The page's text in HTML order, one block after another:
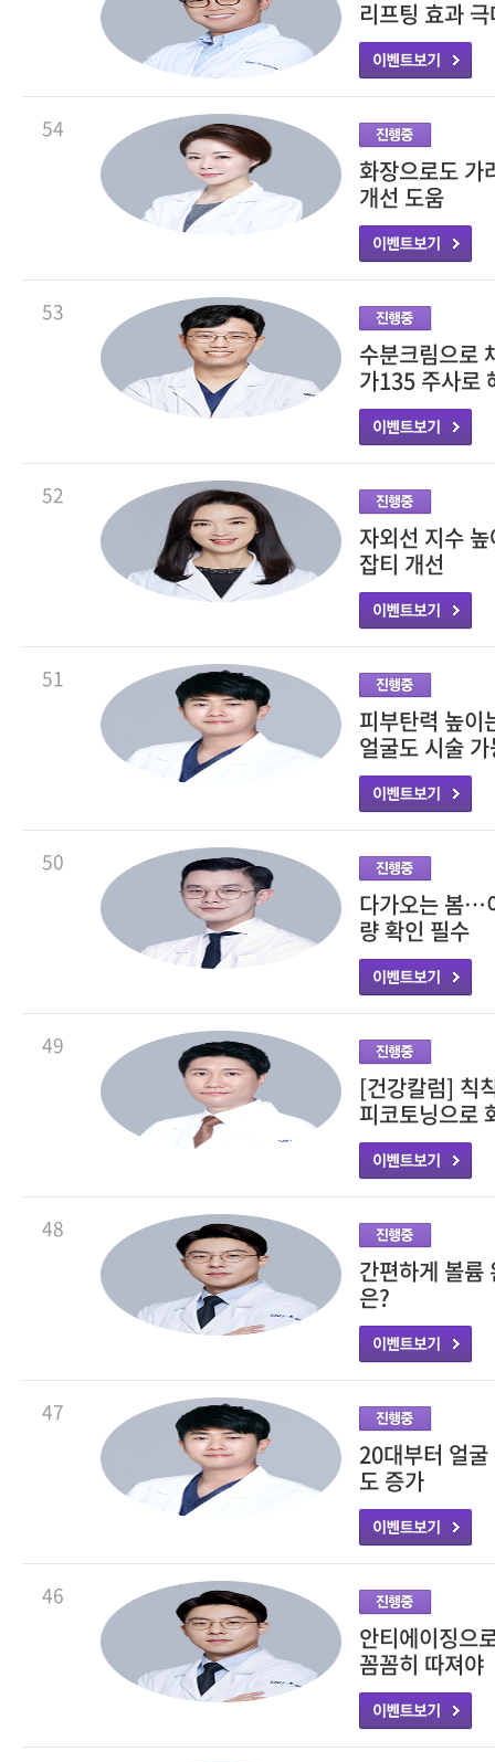
리프팅 효과
54
화장으로도 가
개선 도움
53
수분크림으로
가135 주사로
52
자외선 지수
잡티 개선
51
피부탄력 높이
얼굴도 시술
50
다가오는 봄…
량 확인 필수
49
[건강칼럼] 칙
피코토닝으로
48
간편하게 볼륨
은?
47
20대부터 얼
도 증가
46
안티에이징으
꼼꼼히 따져야